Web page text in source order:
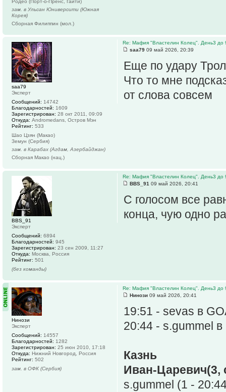
Родео (Порт-о-Пренс, Гаити)
зам. в Ульсан Юниверсити (Южная
Корея)
Сборная Филиппин (мол.)
Re: Мафия "Властелин Колец". День3 до
saa79 09 май 2026, 20:39
Еще по удару
Что то мне
от слова совсем
saa79
Эксперт
Сообщений: 14742
Благодарностей: 1609
Зарегистрирован: 28 окт 2011, 09:09
Откуда: Andromedans, Остров Мэн
Рейтинг: 533
Шао Цзян (Макао)
Земун (Сербия)
зам. в Карабах (Агдам, Азербайджан)
Сборная Макао (нац.)
Re: Мафия "Властелин Колец". День3 до
BBS_91 09 май 2026, 20:41
С голосом все
конца, чую одно
BBS_91
Эксперт
Сообщений: 6894
Благодарностей: 945
Зарегистрирован: 23 сен 2009, 11:27
Откуда: Москва, Россия
Рейтинг: 501
(без команды)
Re: Мафия "Властелин Колец". День3 до
Нинози 09 май 2026, 20:41
19:51 - sevas в
20:44 - s.gummel
Казнь
Иван-Царевич(3,
s.gummel (1 -
Нинози
Эксперт
Сообщений: 14557
Благодарностей: 1282
Зарегистрирован: 25 июн 2010, 17:18
Откуда: Нижний Новгород, Россия
Рейтинг: 502
зам. в ОФК (Сербия)